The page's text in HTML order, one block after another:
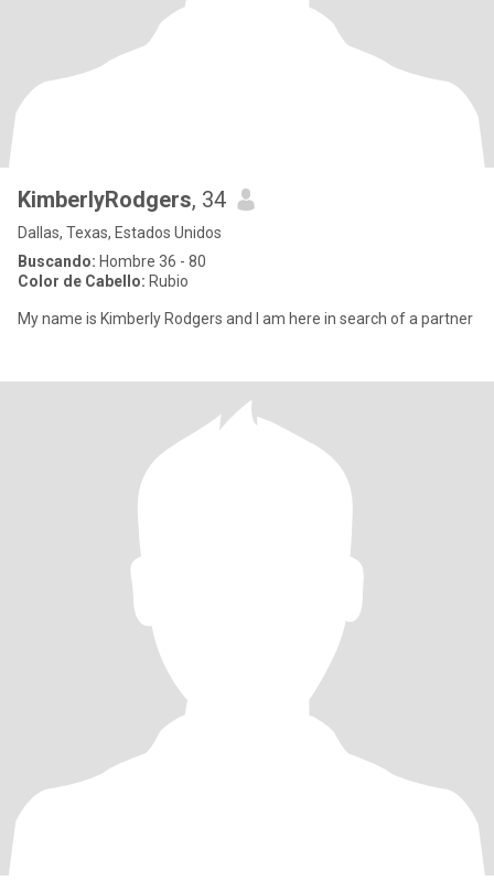
KimberlyRodgers, 34
Dallas, Texas, Estados Unidos
Buscando: Hombre 36 - 80
Color de Cabello: Rubio
My name is Kimberly Rodgers and I am here in search of a partner